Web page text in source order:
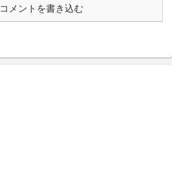
コメントを書き込む